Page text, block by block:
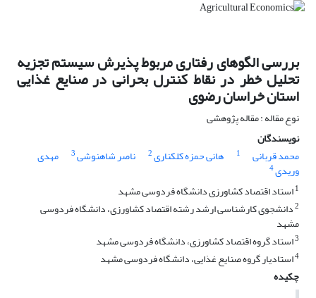
بررسی الگوهای رفتاری مربوط پذیرش سیستم تجزیه
تحلیل خطر در نقاط کنترل بحرانی در صنایع غذایی
استان خراسان رضوی
نوع مقاله : مقاله پژوهشی
نویسندگان
محمد قربانی
1 هانی حمزه کلکناری2 ناصر شاهنوشی3 مهدی
وریدی4
1استاد اقتصاد کشاورزی دانشگاه فردوسی مشهد
2دانشجوی کارشناسی ارشد رشته اقتصاد کشاورزی، دانشگاه فردوسی
مشهد
3استاد گروه اقتصاد کشاورزی، دانشگاه فردوسی مشهد
4استادیار گروه صنایع غذایی، دانشگاه فردوسی مشهد
چکیده